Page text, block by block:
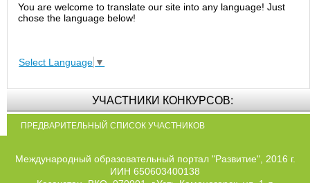
You are welcome to translate our site into any language! Just
chose the language below!
Select Language ▼
УЧАСТНИКИ КОНКУРСОВ:
ПРЕДВАРИТЕЛЬНЫЙ СПИСОК УЧАСТНИКОВ
Международный образовательный портал "Развитие", 2016 г.
ИИН 650603400138